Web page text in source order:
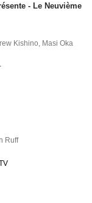
- Le Neuvième
Kishino Masi Oka
Ruff